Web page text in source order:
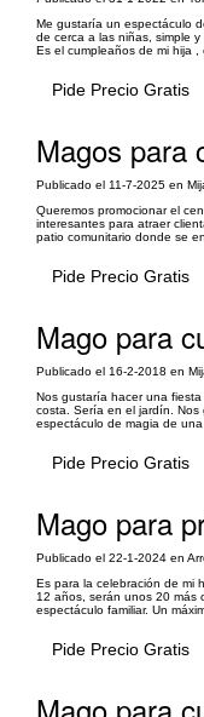
Me gustaría un espectáculo
de cerca a las niñas, simple
Es el cumpleaños de mi hija
Pide Precio Gratis
Magos para
Publicado el 11-7-2025 en
Queremos promocionar el
interesantes para atraer
patio comunitario donde se
Pide Precio Gratis
Mago para
Publicado el 16-2-2018 en
Nos gustaría hacer una
costa. Sería en el jardín.
espectáculo de magia de
Pide Precio Gratis
Mago para
Publicado el 22-1-2024 en
Es para la celebración de mi
12 años, serán unos 20 más
espectáculo familiar. Un
Pide Precio Gratis